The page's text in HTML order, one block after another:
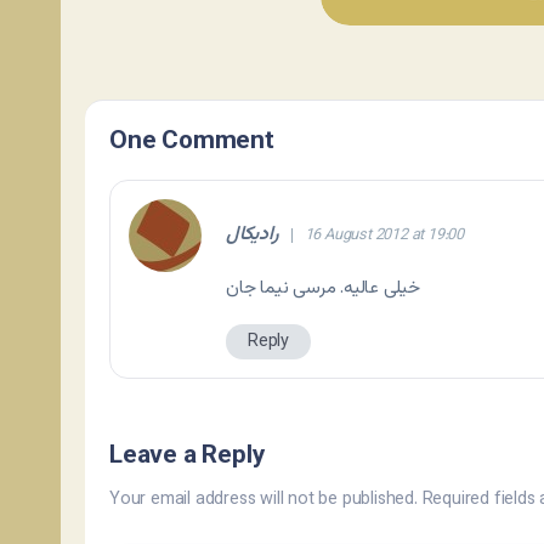
One Comment
رادیکال 16 August 2012 at 19:00
خیلی عالیه. مرسی نیما جان
Reply
Leave a Reply
Your email address will not be published. Required